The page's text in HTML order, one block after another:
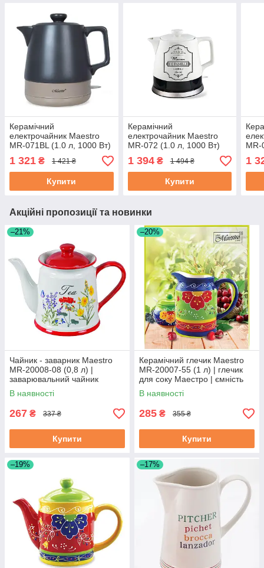
Керамічний
електрочайник Maestro
MR-071BL (1.0 л, 1000 Вт)
кухоний електричний
чайник Маестро
1 321 ₴ 1 421 ₴
Купити
Керамічний
електрочайник Maestro
MR-072 (1.0 л, 1000 Вт)
кухоний електричний
чайник Маестро
1 394₴ 1 494 ₴
Купити
MR-
1
Акційні пропозиції та новинки
–21%
Чайник - заварник Maestro
MR-20008-08 (0,8 л) |
заварювальний чайник
Маестро | керамічний чайник
Маестро
В наявності
267 ₴ 337 ₴
Купити
–20%
Керамічний глечик Maestro
MR-20007-55 (1 л) | глечик
для соку Маестро | ємність
для води Маестро
В наявності
285 ₴ 355 ₴
Купити
–19% –17%